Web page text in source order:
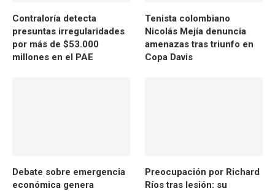
Contraloría detecta
presuntas irregularidades
por más de $53.000
millones en el PAE
Tenista colombiano
Nicolás Mejía denuncia
amenazas tras triunfo en
Copa Davis
Debate sobre emergencia
económica genera
Preocupación por Richard
Ríos tras lesión: su